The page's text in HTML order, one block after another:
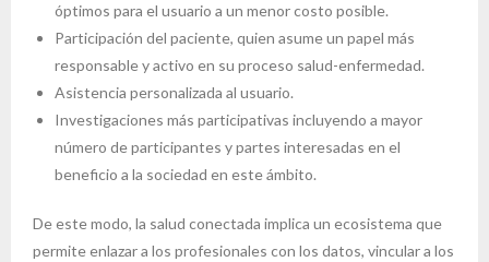
óptimos para el usuario a un menor costo posible.
Participación del paciente, quien asume un papel más
responsable y activo en su proceso salud-enfermedad.
Asistencia personalizada al usuario.
Investigaciones más participativas incluyendo a mayor
número de participantes y partes interesadas en el
beneficio a la sociedad en este ámbito.
De este modo, la salud conectada implica un ecosistema que
permite enlazar a los profesionales con los datos, vincular a los